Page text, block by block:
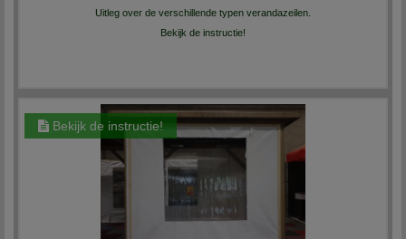
Uitleg over de verschillende typen verandazeilen.
Bekijk de instructie!
Bekijk de instructie!